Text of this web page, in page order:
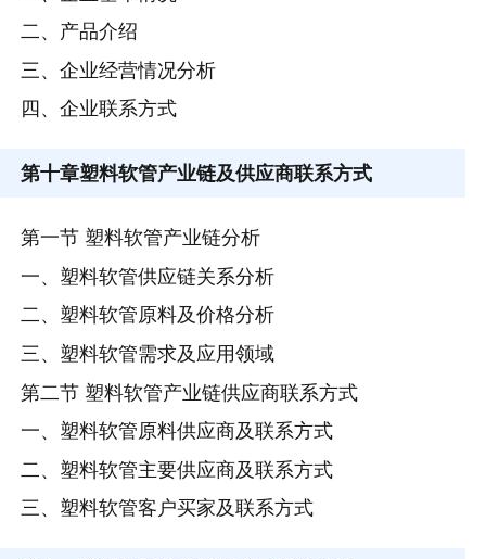
二、产品介绍
三、企业经营情况分析
四、企业联系方式
第十章塑料软管产业链及供应商联系方式
第一节 塑料软管产业链分析
一、塑料软管供应链关系分析
二、塑料软管原料及价格分析
三、塑料软管需求及应用领域
第二节 塑料软管产业链供应商联系方式
一、塑料软管原料供应商及联系方式
二、塑料软管主要供应商及联系方式
三、塑料软管客户买家及联系方式